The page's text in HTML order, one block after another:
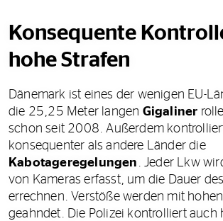
Konsequente
hohe Strafen
Dänemark ist eines der wenigen EU-
die 25,25 Meter langen Gigaliner
schon seit 2008. Außerdem
konsequenter als andere Länder die
Kabotageregelungen . Jeder Lkw
von Kameras erfasst, um die Dauer
errechnen. Verstöße werden mit
geahndet. Die Polizei kontrolliert auch